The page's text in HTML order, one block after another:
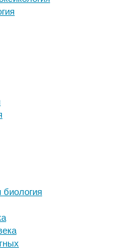
ленивцев
Южной
лет назад
небольших
эрозией их
атаке